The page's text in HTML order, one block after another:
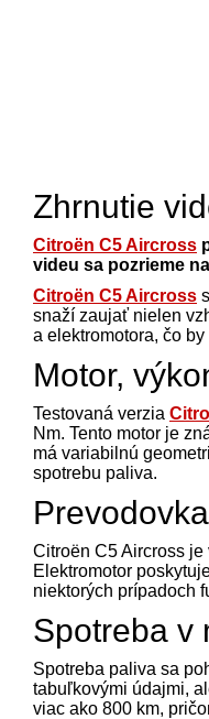
Zhrnutie
Citroën C5 Aircross
videu sa pozrieme
Citroën C5 Aircross
snaží zaujať nielen
a elektromotora, čo
Motor,
Testovaná verzia
Nm. Tento motor je
má variabilnú
spotrebu paliva.
Citroën C5 Aircross
Elektromotor
niektorých prípadoch
Spotreba v
Spotreba paliva sa
tabuľkovými údajmi,
viac ako 800 km,